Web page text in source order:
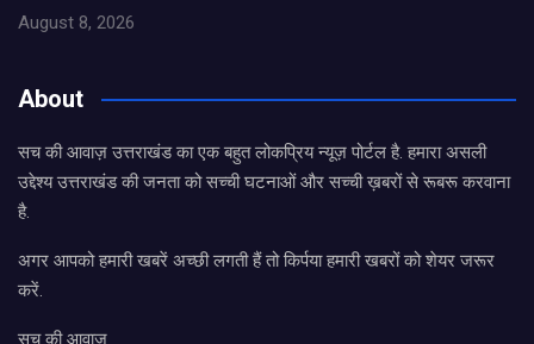
August 8, 2026
About
सच की आवाज़ उत्तराखंड का एक बहुत लोकप्रिय न्यूज़ पोर्टल है. हमारा असली
उद्देश्य उत्तराखंड की जनता को सच्ची घटनाओं और सच्ची ख़बरों से रूबरू करवाना
है.
अगर आपको हमारी खबरें अच्छी लगती हैं तो किर्पया हमारी खबरों को शेयर जरूर
करें.
सच की आवाज